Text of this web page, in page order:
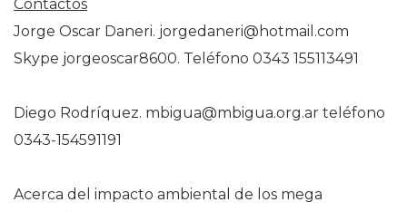
Contactos
Jorge Oscar Daneri. jorgedaneri@hotmail.com
Skype jorgeoscar8600. Teléfono 0343 155113491
Diego Rodríquez. mbigua@mbigua.org.ar teléfono
0343-154591191
Acerca del impacto ambiental de los mega